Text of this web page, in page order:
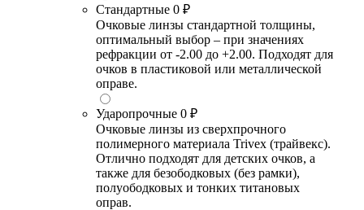
Стандартные 0 ₽
Очковые линзы стандартной толщины,
оптимальный выбор – при значениях
рефракции от -2.00 до +2.00. Подходят для
очков в пластиковой или металлической
оправе.
Ударопрочные 0 ₽
Очковые линзы из сверхпрочного
полимерного материала Trivex (трайвекс).
Отлично подходят для детских очков, а
также для безободковых (без рамки),
полуободковых и тонких титановых
оправ.